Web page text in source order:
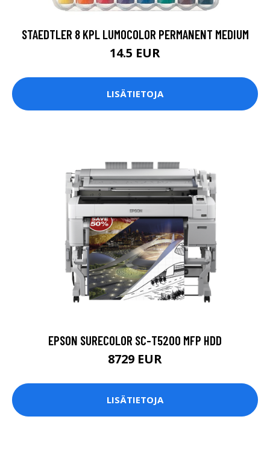
STAEDTLER 8 KPL LUMOCOLOR PERMANENT MEDIUM
14.5 EUR
LISÄTIETOJA
EPSON SURECOLOR SC-T5200 MFP HDD
8729 EUR
LISÄTIETOJA